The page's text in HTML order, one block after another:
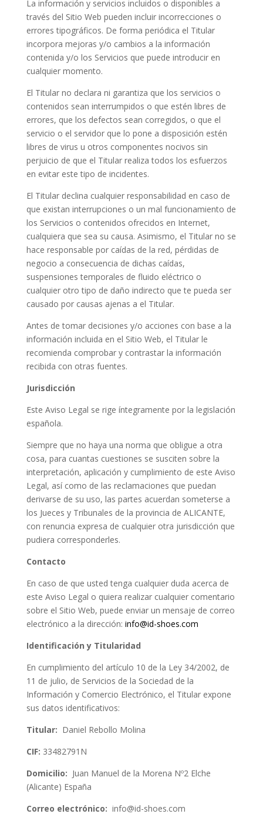
La información y servicios incluidos o disponibles a
través del Sitio Web pueden incluir incorrecciones o
errores tipográficos. De forma periódica el Titular
incorpora mejoras y/o cambios a la información
contenida y/o los Servicios que puede introducir en
cualquier momento.
El Titular no declara ni garantiza que los servicios o
contenidos sean interrumpidos o que estén libres de
errores, que los defectos sean corregidos, o que el
servicio o el servidor que lo pone a disposición estén
libres de virus u otros componentes nocivos sin
perjuicio de que el Titular realiza todos los esfuerzos
en evitar este tipo de incidentes.
El Titular declina cualquier responsabilidad en caso de
que existan interrupciones o un mal funcionamiento de
los Servicios o contenidos ofrecidos en Internet,
cualquiera que sea su causa. Asimismo, el Titular no se
hace responsable por caídas de la red, pérdidas de
negocio a consecuencia de dichas caídas,
suspensiones temporales de fluido eléctrico o
cualquier otro tipo de daño indirecto que te pueda ser
causado por causas ajenas a el Titular.
Antes de tomar decisiones y/o acciones con base a la
información incluida en el Sitio Web, el Titular le
recomienda comprobar y contrastar la información
recibida con otras fuentes.
Jurisdicción
Este Aviso Legal se rige íntegramente por la legislación
española.
Siempre que no haya una norma que obligue a otra
cosa, para cuantas cuestiones se susciten sobre la
interpretación, aplicación y cumplimiento de este Aviso
Legal, así como de las reclamaciones que puedan
derivarse de su uso, las partes acuerdan someterse a
los Jueces y Tribunales de la provincia de ALICANTE,
con renuncia expresa de cualquier otra jurisdicción que
pudiera corresponderles.
Contacto
En caso de que usted tenga cualquier duda acerca de
este Aviso Legal o quiera realizar cualquier comentario
sobre el Sitio Web, puede enviar un mensaje de correo
electrónico a la dirección: info@id-shoes.com
Identificación y Titularidad
En cumplimiento del artículo 10 de la Ley 34/2002, de
11 de julio, de Servicios de la Sociedad de la
Información y Comercio Electrónico, el Titular expone
sus datos identificativos:
Titular: Daniel Rebollo Molina
CIF: 33482791N
Domicilio: Juan Manuel de la Morena Nº2 Elche
(Alicante) España
Correo electrónico: info@id-shoes.com